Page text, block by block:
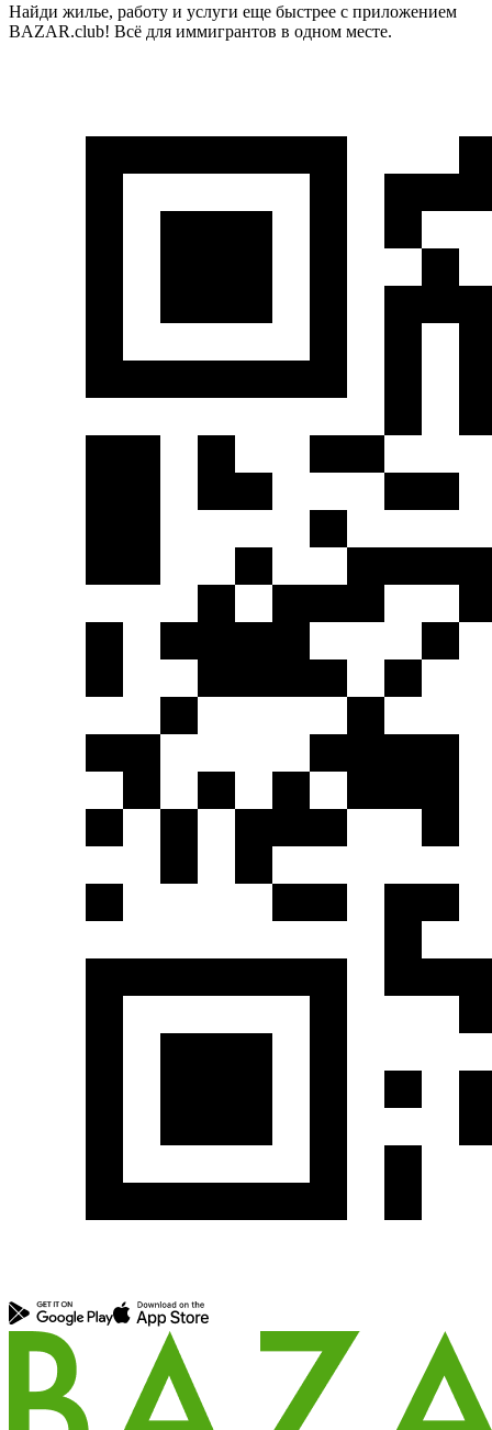
Найди жилье, работу и услуги еще быстрее с приложением
BAZAR.club! Всё для иммигрантов в одном месте.